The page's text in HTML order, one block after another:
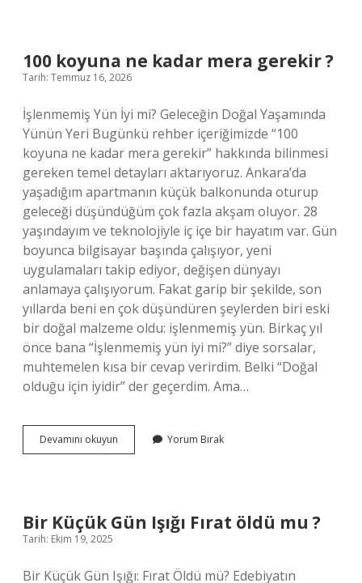
100 koyuna ne kadar mera gerekir ?
Tarih: Temmuz 16, 2026
İşlenmemiş Yün İyi mi? Geleceğin Doğal Yaşamında
Yünün Yeri Bugünkü rehber içeriğimizde “100
koyuna ne kadar mera gerekir” hakkında bilinmesi
gereken temel detayları aktarıyoruz. Ankara’da
yaşadığım apartmanın küçük balkonunda oturup
geleceği düşündüğüm çok fazla akşam oluyor. 28
yaşındayım ve teknolojiyle iç içe bir hayatım var. Gün
boyunca bilgisayar başında çalışıyor, yeni
uygulamaları takip ediyor, değişen dünyayı
anlamaya çalışıyorum. Fakat garip bir şekilde, son
yıllarda beni en çok düşündüren şeylerden biri eski
bir doğal malzeme oldu: işlenmemiş yün. Birkaç yıl
önce bana “İşlenmemiş yün iyi mi?” diye sorsalar,
muhtemelen kısa bir cevap verirdim. Belki “Doğal
olduğu için iyidir” der geçerdim. Ama…
Devamını okuyun
koyuna
?
Yorum Bırak
Bir Küçük Gün Işığı Fırat öldü mu ?
Tarih: Ekim 19, 2025
Bir Küçük Gün Işığı: Fırat Öldü mü? Edebiyatın